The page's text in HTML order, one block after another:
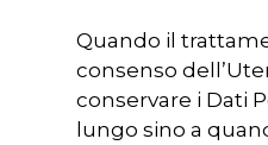
Quando il
consenso
conservare i Dati
lungo sino a